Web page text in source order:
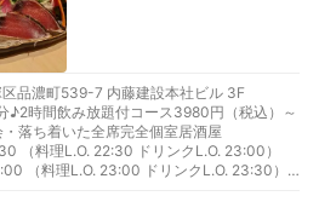
品濃町539-7 内藤建設本社ビル 3F
♪2時間飲み放題付コース3980円（税込）～
落ち着いた全席完全個室居酒屋
（料理L.O. 22:30 ドリンクL.O. 23:00）
（料理L.O. 23:00 ドリンクL.O. 23:30）
（料理L.O. 21:00 ドリンクL.O. 21:30）
（料理L.O. 22:00 ドリンクL.O. 22:30）